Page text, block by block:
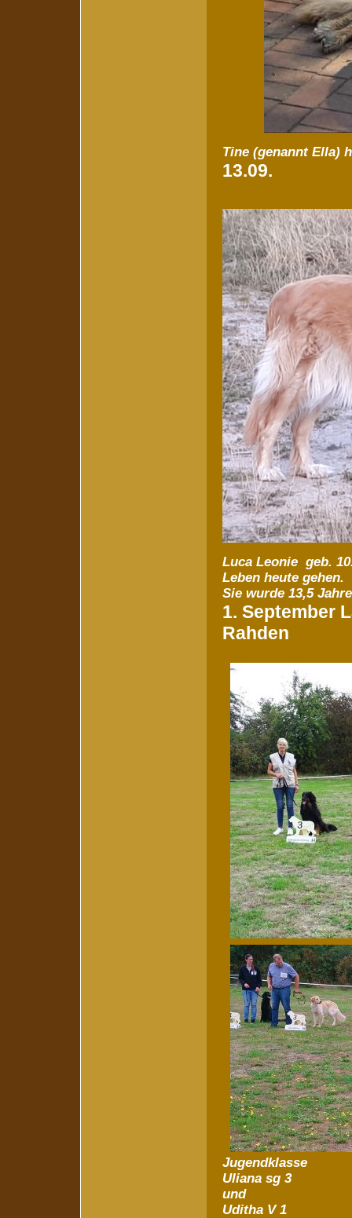
Tine (genannt Ella)
13.09.
Luca Leonie geb.
Leben heute gehen.
Sie wurde 13,5
1. September
Rahden
Jugendklasse
Uliana sg 3
und
Uditha V 1